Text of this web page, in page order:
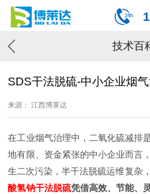
技术百
SDS干法脱硫-中小企业烟
来源： 江西博莱达
在工业烟气治理中，二氧化硫减排
地有限、资金紧张的中小企业而言
生二次污染，半干法脱硫运维复杂
酸氢钠干法脱硫凭借高效、节能、